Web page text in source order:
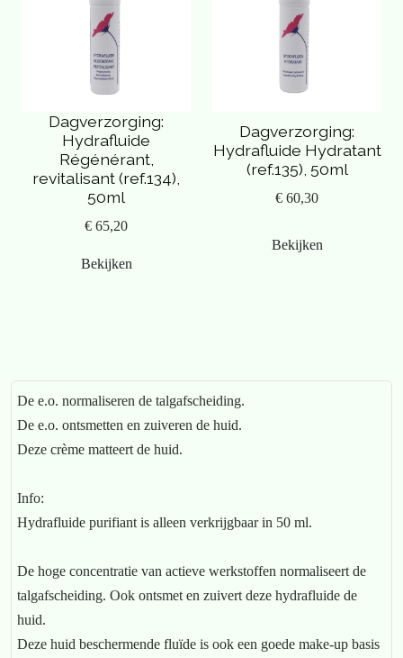
Dagverzorging:
Hydrafluide
Régénérant,
revitalisant (ref.134),
50ml
€ 65,20
Bekijken
Dagverzorging:
Hydrafluide Hydratant
(ref.135), 50ml
€ 60,30
Bekijken
De e.o. normaliseren de talgafscheiding.
De e.o. ontsmetten en zuiveren de huid.
Deze crème matteert de huid.
Info:
Hydrafluide purifiant is alleen verkrijgbaar in 50 ml.
De hoge concentratie van actieve werkstoffen normaliseert de
talgafscheiding. Ook ontsmet en zuivert deze hydrafluide de
huid.
Deze huid beschermende fluïde is ook een goede make-up basis